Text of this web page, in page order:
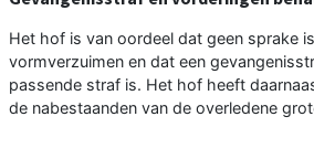
Het hof is van oordeel dat geen sprake
vormverzuimen en dat een
passende straf is. Het hof heeft
de nabestaanden van de overledene